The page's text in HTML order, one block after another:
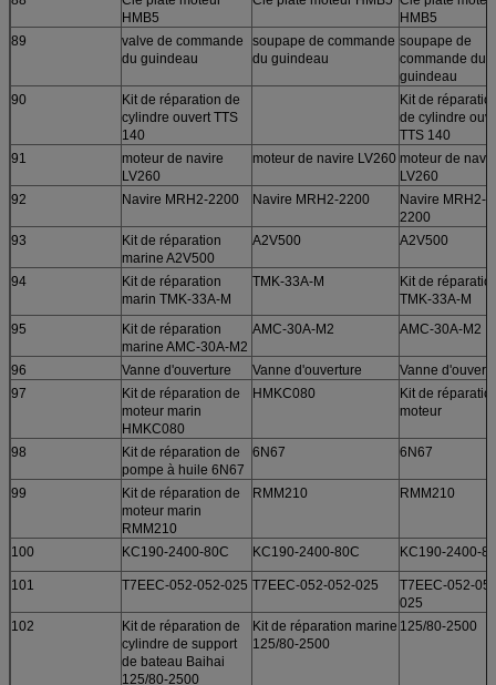
HMB5
HMB5
89
valve de commande
du guindeau
soupape de commande
du guindeau
soupape de
commande du
guindeau
90
Kit de réparation de
cylindre ouvert TTS
140
Kit de
de cylindre
TTS 140
91
moteur de navire
LV260
moteur de navire LV260 moteur de
LV260
92
Navire MRH2-2200 Navire MRH2-2200
Navire MRH2-
2200
93
Kit de réparation
marine A2V500
A2V500 A2V500
94
Kit de réparation
marin TMK-33A-M
TMK-33A-M
Kit de
TMK-33A-M
95
Kit de réparation
marine AMC-30A-M2
AMC-30A-M2 AMC-30A-M2
96 Vanne d'ouverture Vanne d'ouverture
Vanne
97
Kit de réparation de
moteur marin
HMKC080
HMKC080
Kit de
moteur
98
Kit de réparation de
pompe à huile 6N67
6N67 6N67
99
Kit de réparation de
moteur marin
RMM210
RMM210 RMM210
100 KC190-2400-80C KC190-2400-80C KC190-2400-
101 T7EEC-052-052-025 T7EEC-052-052-025
T7EEC-052-
025
102
Kit de réparation de
cylindre de support
de bateau Baihai
125/80-2500
Kit de réparation marine
125/80-2500
125/80-2500